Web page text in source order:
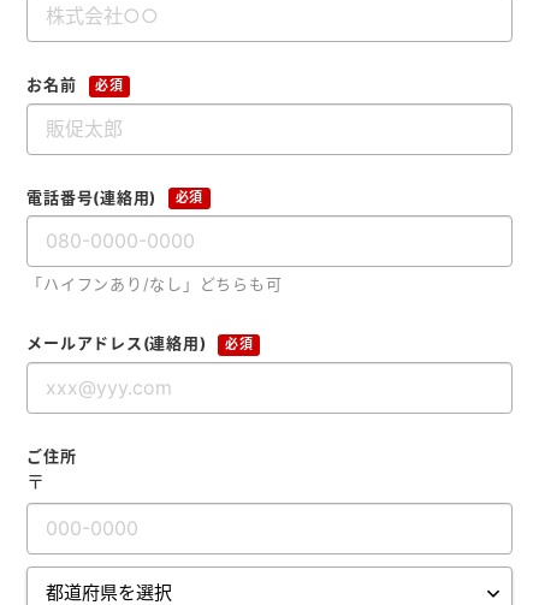
ノベルティグッズ本舗
お名前 必須
電話番号(連絡用) 必須
「ハイフンあり/なし」どちらも可
メールアドレス(連絡用) 必須
ご住所
〒